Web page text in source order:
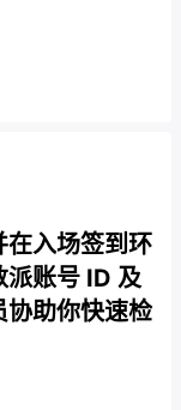
在入场签到环
派账号 ID 及
协助你快速检